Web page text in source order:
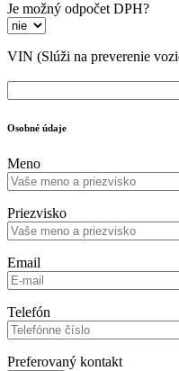
Je možný odpočet DPH?
VIN (Slúži na preverenie
Osobné údaje
Meno
Priezvisko
Email
Telefón
Preferovaný kontakt